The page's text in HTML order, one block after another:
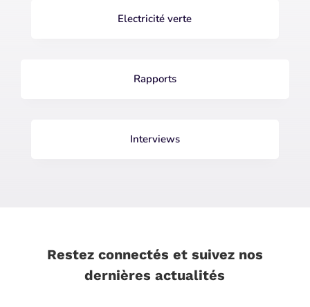
Electricité verte
Rapports
Interviews
Restez connectés et suivez nos
dernières actualités